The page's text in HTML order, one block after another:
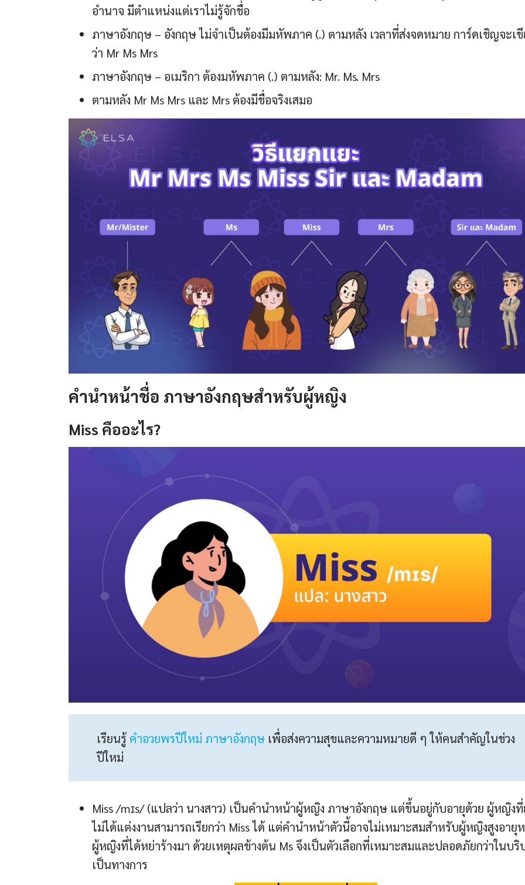
อำนาจ มีตำแหน่งแต่เราไม่รู้จักชื่อ
ภาษาอังกฤษ – อังกฤษ ไม่จำเป็นต้องมีมหัพภาค (.) ตามหลัง เวลาที่ส่งจดหมาย การ์ดเชิญจะเ
ว่า Mr Ms Mrs
ภาษาอังกฤษ – อเมริกา ต้องมหัพภาค (.) ตามหลัง: Mr. Ms. Mrs
ตามหลัง Mr Ms Mrs และ Mrs ต้องมีชื่อจริงเสมอ
คํานําหน้าชื่อ ภาษาอังกฤษสำหรับผู้หญิง
Miss คืออะไร?
เรียนรู้ คําอวยพรปีใหม่ ภาษาอังกฤษเพื่อส่งความสุขและความหมายดี ๆ ให้คนสำคัญในช่วง
ปีใหม่
Miss /mɪs/ (แปลว่า นางสาว) เป็นคํานําหน้าผู้หญิง ภาษาอังกฤษ แต่ขึ้นอยู่กับอายุด้วย ผู้หญิงที่
ไม่ได้แต่งงานสามารถเรียกว่า Miss ได้ แต่คำนำหน้าตัวนี้อาจไม่เหมาะสมสำหรับผู้หญิงสูงอายุ
ผู้หญิงที่ได้หย่าร้างมา ด้วยเหตุผลข้างต้น Ms จึงเป็นตัวเลือกที่เหมาะสมและปลอดภัยกว่าในบ
เป็นทางการ